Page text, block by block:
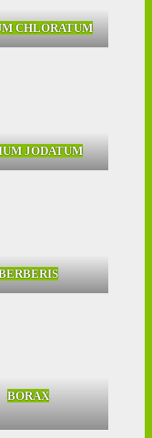
CHLORATUM
JODATUM
BORAX